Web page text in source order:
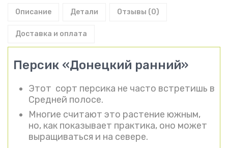
Описание Детали Отзывы (0)
Доставка и оплата
Персик «Донецкий ранний»
Этот сорт персика не часто встретишь в
Средней полосе.
Многие считают это растение южным,
но, как показывает практика, оно может
выращиваться и на севере.